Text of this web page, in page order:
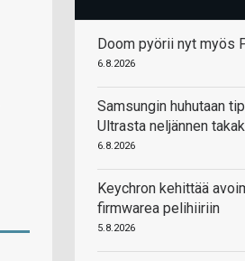
Doom pyörii nyt myös
6.8.2026
Samsungin huhutaan
Ultrasta neljännen
6.8.2026
Keychron kehittää
firmwarea pelihiiriin
5.8.2026